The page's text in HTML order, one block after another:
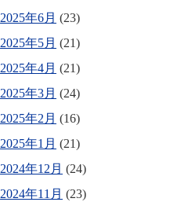
2025年6月 (23)
2025年5月 (21)
2025年4月 (21)
2025年3月 (24)
2025年2月 (16)
2025年1月 (21)
2024年12月 (24)
2024年11月 (23)